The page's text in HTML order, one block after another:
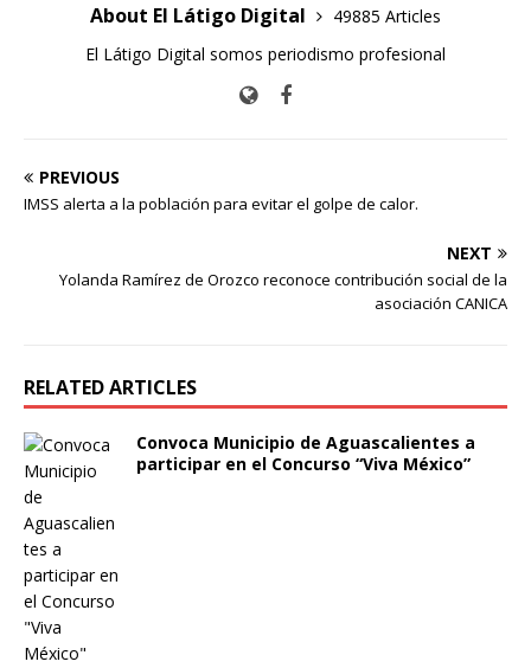
About El Látigo Digital
49885 Articles
El Látigo Digital somos periodismo profesional
PREVIOUS
IMSS alerta a la población para evitar el golpe de calor.
NEXT
Yolanda Ramírez de Orozco reconoce contribución social de la
asociación CANICA
RELATED ARTICLES
Convoca Municipio de Aguascalientes a
participar en el Concurso “Viva México”